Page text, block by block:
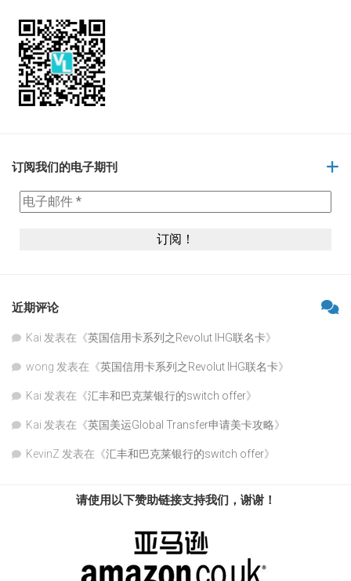
订阅我们的电子期刊
近期评论
Kai 发表在《英国信用卡系列之Revolut IHG联名卡》
wong 发表在《英国信用卡系列之Revolut IHG联名卡》
Kai 发表在《汇丰和巴克莱银行的switch offer》
Kai 发表在《英国美运Global Transfer申请美卡攻略》
KevinZ 发表在《汇丰和巴克莱银行的switch offer》
请使用以下赞助链接支持我们，谢谢！